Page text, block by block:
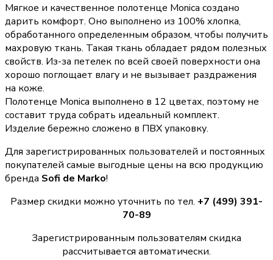
Мягкое и качественное полотенце Monica создано
дарить комфорт. Оно выполнено из 100% хлопка,
обработанного определенным образом, чтобы получить
махровую ткань. Такая ткань обладает рядом полезных
свойств. Из-за петелек по всей своей поверхности она
хорошо поглощает влагу и не вызывает раздражения
на коже.
Полотенце Monica выполнено в 12 цветах, поэтому не
составит труда собрать идеальный комплект.
Изделие бережно сложено в ПВХ упаковку.
Для зарегистрированных пользователей и постоянных
покупателей самые выгодные цены на всю продукцию
бренда Sofi de Marko!
Размер скидки можно уточнить по тел. +7 (499) 391-
70-89
Зарегистрированным пользователям скидка
рассчитывается автоматически.